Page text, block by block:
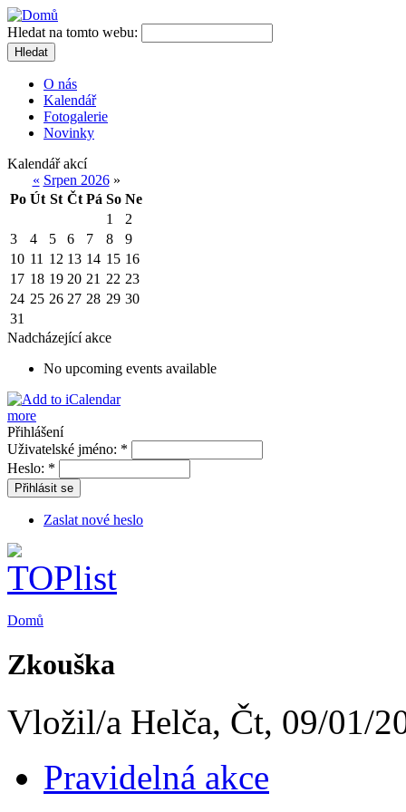
Hledat na tomto webu:
Hledat
O nás
Kalendář
Fotogalerie
Novinky
Kalendář akcí
« Srpen 2026 »
Po Út St Čt Pá So Ne
1
2
3
4 5 6 7 8
9
10 11 12 13 14 15 16
17 18 19 20 21 22 23
24 25 26 27 28 29 30
31
Nadcházející akce
No upcoming events available
more
Přihlášení
Uživatelské jméno: *
Heslo: *
Přihlásit se
Zaslat nové heslo
Domů
Zkouška
Vložil/a Helča, Čt, 09/01/
Pravidelná akce